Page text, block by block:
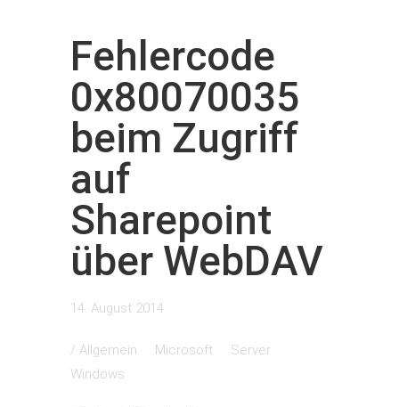
Fehlercode
0x80070035
beim Zugriff
auf
Sharepoint
über WebDAV
14. August 2014
/ Allgemein Microsoft
Server
Windows